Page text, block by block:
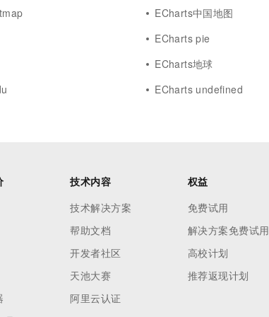
ECharts中国地图
ECharts pie
ECharts地球
ECharts undefined
技术内容
技术解决方案
帮助文档
开发者社区
天池大赛
阿里云认证
权益
免费试用
解决方案免费试用
高校计划
推荐返现计划